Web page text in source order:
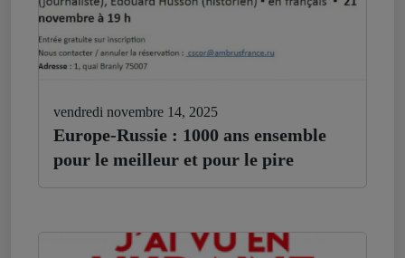
vendredi novembre 14, 2025
Europe-Russie : 1000 ans ensemble
pour le meilleur et pour le pire